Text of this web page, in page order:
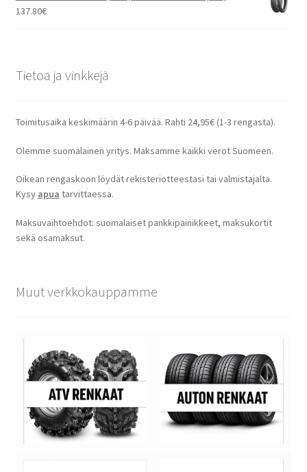
137.80€
Tietoa ja vinkkejä
Toimitusaika keskimäärin 4-6 päivää. Rahti 24,95€ (1-3 rengasta).
Olemme suomalainen yritys. Maksamme kaikki verot Suomeen.
Oikean rengaskoon löydät rekisteriotteestasi tai valmistajalta.
Kysy apua tarvittaessa.
Maksuvaihtoehdot: suomalaiset pankkipainikkeet, maksukortit
sekä osamaksut.
Muut verkkokauppamme